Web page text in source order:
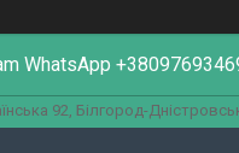
WhatsApp
92, Білгород-